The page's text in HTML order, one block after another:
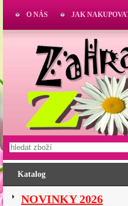
Katalog
NOVINKY 2026
O NÁS JAK